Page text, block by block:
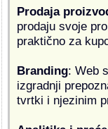
Prodaja
prodaju svoje
praktično za
Branding: Web
izgradnji
tvrtki i njezinim